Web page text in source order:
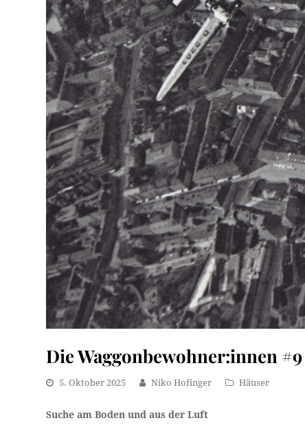
Die Waggonbewohner:innen #9
5. Oktober 2025 Niko Hofinger Häuser
Suche am Boden und aus der Luft